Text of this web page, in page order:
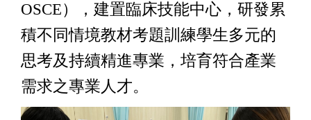
OSCE），建置臨床技能中心，研發累
積不同情境教材考題訓練學生多元的
思考及持續精進專業，培育符合產業
需求之專業人才。